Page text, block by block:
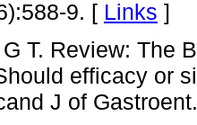
9. [ Links ]
T. Review: The
efficacy or
J of